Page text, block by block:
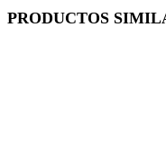
PRODUCTOS